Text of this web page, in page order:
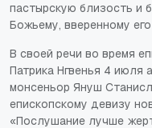
пастырскую близость и
Божьему, вверенному
В своей речи во время
Патрика Нгвенья 4 июля
монсеньор Януш
епископскому девизу
«Послушание лучше